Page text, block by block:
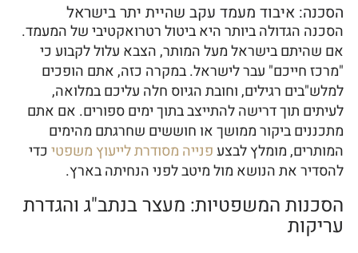
הסכנה: איבוד מעמד עקב שהיית יתר בישראל
הסכנה הגדולה ביותר היא ביטול רטרואקטיבי של המעמד.
אם שהיתם בישראל מעל המותר, הצבא עלול לקבוע כי
"מרכז חייכם" עבר לישראל. במקרה כזה, אתם הופכים
למלש"בים רגילים, וחובת הגיוס חלה עליכם במלואה,
לעיתים תוך דרישה להתייצב בתוך ימים ספורים. אם אתם
מתכננים ביקור ממושך או חוששים שחרגתם מהימים
המותרים, מומלץ לבצעפנייה מסודרת לייעוץ משפטיכדי
להסדיר את הנושא מול מיטב לפני הנחיתה בארץ.
הסכנות המשפטיות: מעצר בנתב"ג והגדרת
עריקות